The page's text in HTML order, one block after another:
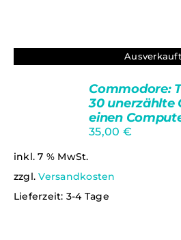
Ausverkauft
Commodore:
30 unerzählte
einen
35,00 €
inkl. 7 % MwSt.
zzgl.Versandkosten
Lieferzeit: 3-4 Tage